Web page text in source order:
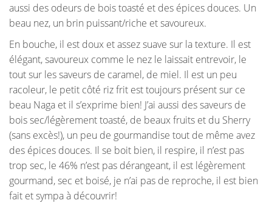
aussi des odeurs de bois toasté et des épices douces. Un
beau nez, un brin puissant/riche et savoureux.
En bouche, il est doux et assez suave sur la texture. Il est
élégant, savoureux comme le nez le laissait entrevoir, le
tout sur les saveurs de caramel, de miel. Il est un peu
racoleur, le petit côté riz frit est toujours présent sur ce
beau Naga et il s’exprime bien! J’ai aussi des saveurs de
bois sec/légèrement toasté, de beaux fruits et du Sherry
(sans excès!), un peu de gourmandise tout de même avez
des épices douces. Il se boit bien, il respire, il n’est pas
trop sec, le 46% n’est pas dérangeant, il est légèrement
gourmand, sec et boisé, je n’ai pas de reproche, il est bien
fait et sympa à découvrir!